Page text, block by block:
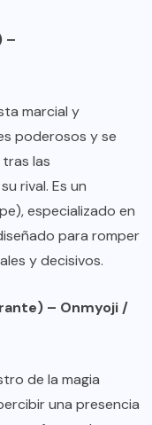
–
marcial y
poderosos y se
las
rival. Es un
especializado en
para romper
y decisivos.
– Onmyoji /
de la magia
una presencia